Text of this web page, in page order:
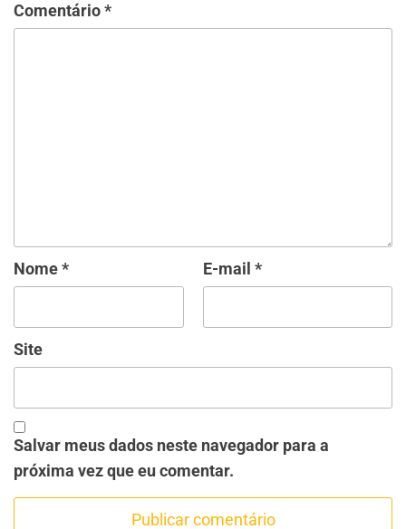
Comentário*
Nome* E-mail *
Site
Salvar meus dados neste navegador para a
próxima vez que eu comentar.